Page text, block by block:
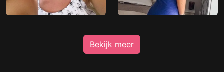
Bekijk meer